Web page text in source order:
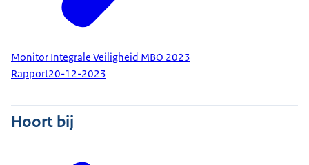
Monitor Integrale Veiligheid MBO 2023
Rapport20-12-2023
Hoort bij